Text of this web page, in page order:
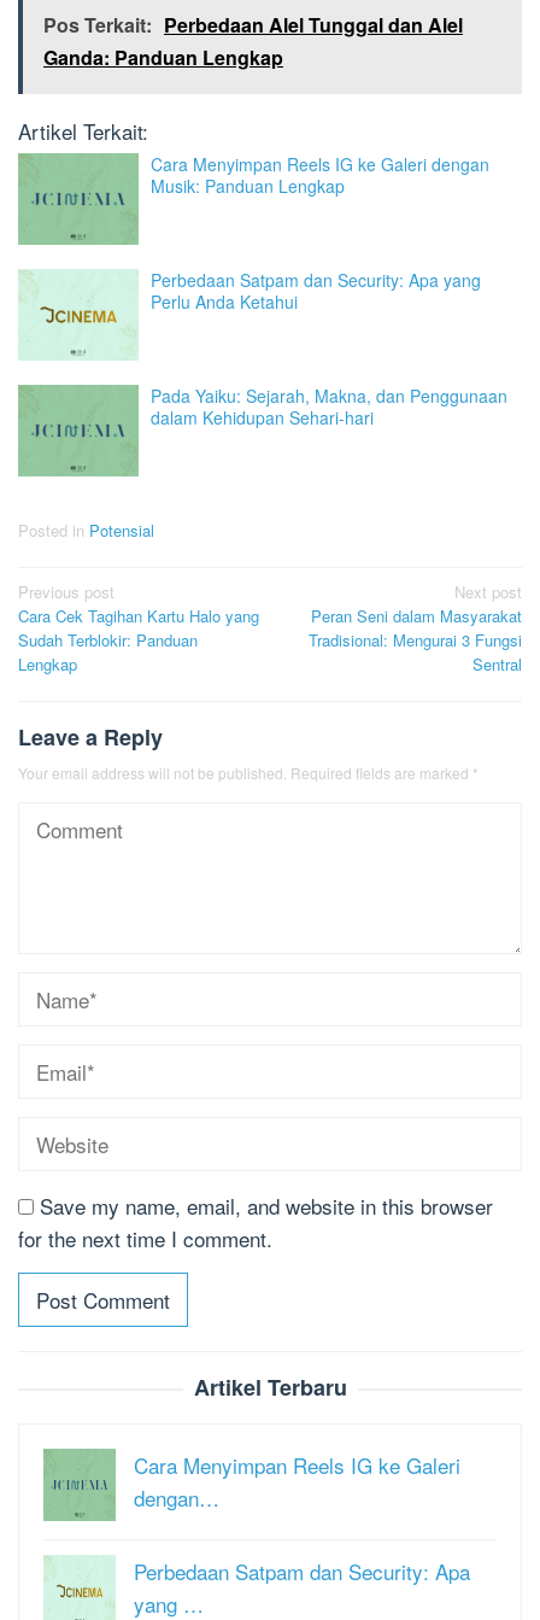
Pos Terkait: Perbedaan Alel Tunggal dan Alel
Ganda: Panduan Lengkap
Artikel Terkait:
Cara Menyimpan Reels IG ke Galeri dengan
Musik: Panduan Lengkap
Perbedaan Satpam dan Security: Apa yang
Perlu Anda Ketahui
Pada Yaiku: Sejarah, Makna, dan Penggunaan
dalam Kehidupan Sehari-hari
Posted in Potensial
Post
navigation
Previous post
Cara Cek Tagihan Kartu Halo yang
Sudah Terblokir: Panduan
Lengkap
Next post
Peran Seni dalam Masyarakat
Tradisional: Mengurai 3 Fungsi
Sentral
Leave a Reply
Your email address will not be published. Required fields are marked *
Save my name, email, and website in this browser
for the next time I comment.
Artikel Terbaru
Cara Menyimpan Reels IG ke Galeri
dengan…
Perbedaan Satpam dan Security: Apa
yang …